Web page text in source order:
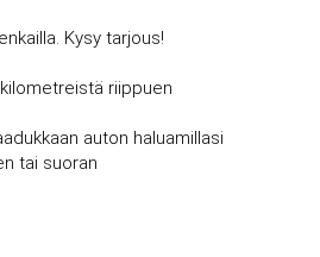
Kysy tarjous!
riippuen
auton haluamillasi
tai suoran